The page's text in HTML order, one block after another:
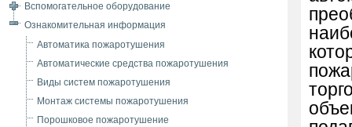
Вспомогательное оборудование
Ознакомительная информация
Автоматика пожаротушения
Автоматические средства пожаротушения
Виды систем пожаротушения
Монтаж системы пожаротушения
Порошковое пожаротушение